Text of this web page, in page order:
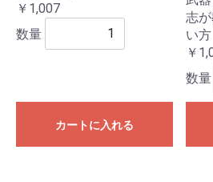
￥1,007
数量
カートに入れる
志
い方
￥
数量